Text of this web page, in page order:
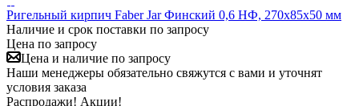
Ригельный кирпич Faber Jar Финский 0,6 НФ, 270х85х50 мм
Наличие и срок поставки по запросу
Цена по запросу
Цена и наличие по запросу
Наши менеджеры обязательно свяжутся с вами и уточнят
условия заказа
Распродажи! Акции!